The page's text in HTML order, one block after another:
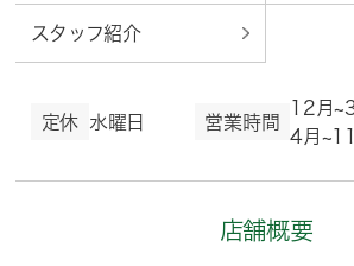
スタッフ紹介
定休 水曜日 営業時間
12月
4月
店舗概要